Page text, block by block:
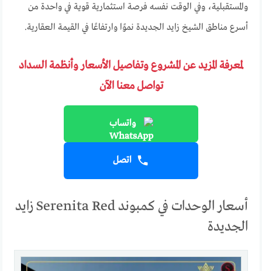
والمستقبلية، وفي الوقت نفسه فرصة استثمارية قوية في واحدة من
أسرع مناطق الشيخ زايد الجديدة نموًا وارتفاعًا في القيمة العقارية.
لمعرفة المزيد عن المشروع وتفاصيل الأسعار وأنظمة السداد
تواصل معنا الآن
واتساب
اتصل
أسعار الوحدات في كمبوند Serenita Red زايد
الجديدة